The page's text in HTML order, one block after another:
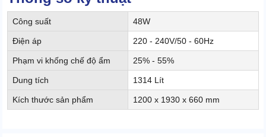
Công suất 48W
Điện áp 220 - 240V/50 - 60Hz
Phạm vi khống chế độ ẩm 25% - 55%
Dung tích 1314 Lít
Kích thước sản phẩm 1200 x 1930 x 660 mm